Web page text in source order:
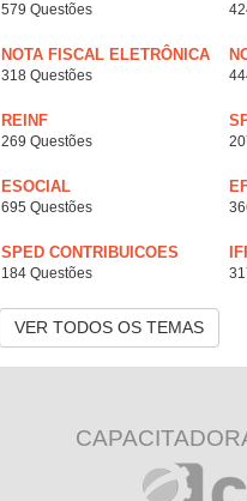
579 Questões
NOTA FISCAL ELETRÔNICA
318 Questões
REINF
269 Questões
ESOCIAL
695 Questões
SPED CONTRIBUICOES
184 Questões
VER TODOS OS TEMAS